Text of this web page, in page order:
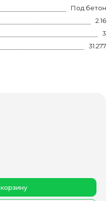
Под бетон
2.16
3
31.277